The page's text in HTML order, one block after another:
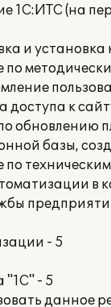
1С:ИТС (на
и
по
к
базы,
по
- 5
"1С" - 5
данное